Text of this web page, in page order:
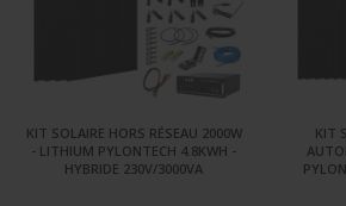
KIT SOLAIRE HORS RÉSEAU 2000W
- LITHIUM PYLONTECH 4.8KWH -
HYBRIDE 230V/3000VA
KIT